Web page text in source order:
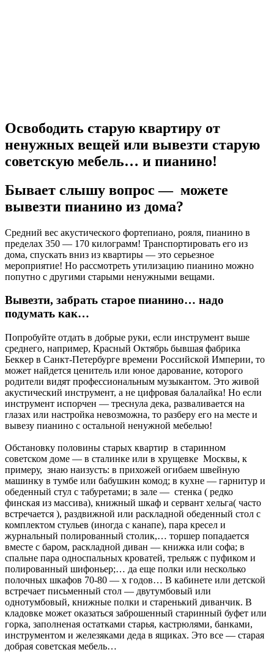
Освободить старую квартиру от
ненужных вещей или вывезти старую
советскую мебель… и пианино!
Бывает слышу вопрос — можете
вывезти пианино из дома?
Средний вес акустического фортепиано, рояля, пианино в
пределах 350 — 170 килограмм! Транспортировать его из
дома, спускать вниз из квартиры — это серьезное
мероприятие! Но рассмотреть утилизацию пианино можно
попутно с другими старыми ненужными вещами.
Вывезти, забрать старое пианино… надо
подумать как…
Попробуйте отдать в добрые руки, если инструмент выше
среднего, например, Красный Октябрь бывшая фабрика
Беккер в Санкт-Петербурге времени Российской Империи, то
может найдется ценитель или юное дарование, которого
родители видят профессиональным музыкантом. Это живой
акустический инструмент, а не цифровая балалайка! Но если
инструмент испорчен — треснула дека, разваливается на
глазах или настройка невозможна, то разберу его на месте и
вывезу пианино с остальной ненужной мебелью!
Обстановку половины старых квартир в старинном
советском доме — в сталинке или в хрущевке Москвы, к
примеру, знаю наизусть: в прихожей огибаем швейную
машинку в тумбе или бабушкин комод; в кухне — гарнитур и
обеденный стул с табуретами; в зале — стенка ( редко
финская из массива), книжный шкаф и сервант хельга( часто
встречается ), раздвижной или раскладной обеденный стол с
комплектом стульев (иногда с канапе), пара кресел и
журнальный полированный столик,… торшер попадается
вместе с баром, раскладной диван — книжка или софа; в
спальне пара односпальных кроватей, трельяж с пуфиком и
полированный шифоньер;… да еще полки или несколько
полочных шкафов 70-80 — х годов… В кабинете или детской
встречает письменный стол — двутумбовый или
однотумбовый, книжные полки и старенький диванчик. В
кладовке может оказаться заброшенный старинный буфет или
горка, заполненая остатками старья, кастрюлями, банками,
инструментом и железяками деда в ящиках. Это все — старая
добрая советская мебель…